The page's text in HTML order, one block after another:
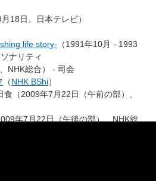
月18日、日本テレビ）
life story- （1991年10月 - 1993
ナリティ
NHK総合） - 司会
（NHK BShi）
（2009年7月22日（午前の部）、
年7月22日（午後の部）、NHK総